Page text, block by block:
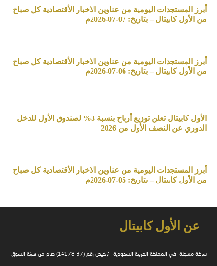
أبرز المستجدات اليومية من عناوين الاخبار الأقتصادية كل صباح
من الأول كابيتال – بتاريخ: 07-07-2026م
أبرز المستجدات اليومية من عناوين الاخبار الأقتصادية كل صباح
من الأول كابيتال – بتاريخ: 06-07-2026م
الأول كابيتال تعلن توزيع أرباح بنسبة 3% لصندوق الأول للدخل
الدوري عن النصف الأول من 2026
أبرز المستجدات اليومية من عناوين الاخبار الأقتصادية كل صباح
من الأول كابيتال – بتاريخ: 05-07-2026م
عن الأول كابيتال
شركة مسجلة في المملكة العربية السعودية – ترخيص رقم (37-14178) صادر من هيئة السوق